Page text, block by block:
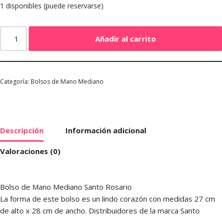
1 disponibles (puede reservarse)
Añadir al carrito
Categoría: Bolsos de Mano Mediano
Descripción Información adicional
Valoraciones (0)
Bolso de Mano Mediano Santo Rosario
La forma de este bolso es un lindo corazón con medidas 27 cm
de alto x 28 cm de ancho. Distribuidores de la marca Santo